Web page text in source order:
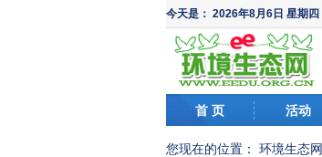
今天是： 2026年8月6日 星期四
首 页 活动
您现在的位置： 环境生态网